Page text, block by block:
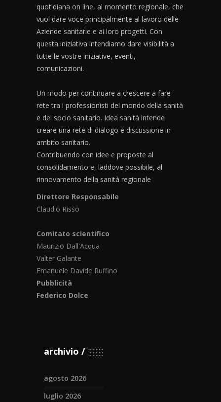
quotidiana on line, al momento regionale, che
vuol dare voce principalmente al lavoro delle
Aziende sanitarie e ai loro progetti. Con
questa iniziativa intendiamo dare visibilità a
tutte le vostre iniziative, eventi,
comunicazioni.
Un modo per continuare a crescere a fare
rete tra i professionisti del mondo della sanità
e del socio sanitario. Idea sanità intende
creare una rete di dialogo e discussione in
ambito sanitario.
Contribuendo con idee e proposte al
consolidamento e, laddove possibile, al
rinnovamento della sanità regionale
Direttore Responsabile
Claudio Risso
Comitato scientifico
Maurizio Dall'Acqua
Valter Galante
Emanuele Davide Ruffino
Pubblicità
Federico Dolce
archivio
agosto 2026
luglio 2026